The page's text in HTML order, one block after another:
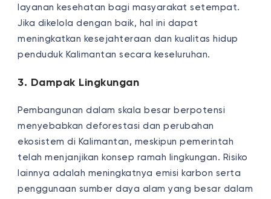
layanan kesehatan bagi masyarakat setempat.
Jika dikelola dengan baik, hal ini dapat
meningkatkan kesejahteraan dan kualitas hidup
penduduk Kalimantan secara keseluruhan.
3. Dampak Lingkungan
Pembangunan dalam skala besar berpotensi
menyebabkan deforestasi dan perubahan
ekosistem di Kalimantan, meskipun pemerintah
telah menjanjikan konsep ramah lingkungan. Risiko
lainnya adalah meningkatnya emisi karbon serta
penggunaan sumber daya alam yang besar dalam